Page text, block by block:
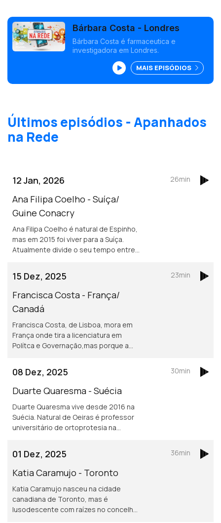
Bárbara Costa - Londres
Bárbara Costa é farmaceutica e
investigadora em Londres.
MAIS EPISÓDIOS
Últimos episódios - Apanhados
na Rede
12 Jan, 2026
Ana Filipa Coelho - Suíça/
Guine Conacry
Ana Filipa Coelho é natural de Espinho,
mas em 2015 foi viver para a Suíça.
Atualmente divide o seu tempo entre
humanitária Misty Ships.
26min
15 Dez, 2025
Francisca Costa - França/
Canadá
Francisca Costa, de Lisboa, mora em
França onde tira a licenciatura em
Polítca e Governação,mas porque a
Asilo e migração são áreas de
investigação
23min
08 Dez, 2025
Duarte Quaresma - Suécia
Duarte Quaresma vive desde 2016 na
Suécia. Natural de Oeiras é professor
universitário de ortoprotesia na
dispositivos para mover cotovelos e
mãos em pessoas que tenham sofrido
um AVC.
30min
01 Dez, 2025
Katia Caramujo - Toronto
Katia Caramujo nasceu na cidade
canadiana de Toronto, mas é
lusodescente com raízes no concelho
36min